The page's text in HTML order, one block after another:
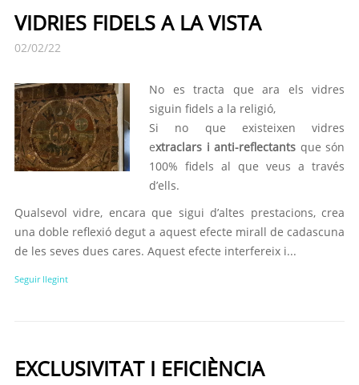
VIDRIES FIDELS A LA VISTA
02/02/22
No es tracta que ara els vidres
siguin fidels a la religió,
Si no que existeixen vidres
extraclars i anti-reflectants que són
100% fidels al que veus a través
d’ells.
Qualsevol vidre, encara que sigui d’altes prestacions, crea
una doble reflexió degut a aquest efecte mirall de cadascuna
de les seves dues cares. Aquest efecte interfereix i...
Seguir llegint
EXCLUSIVITAT I EFICIÈNCIA